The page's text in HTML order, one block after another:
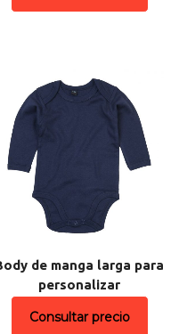
de manga larga para
personalizar
Consultar precio